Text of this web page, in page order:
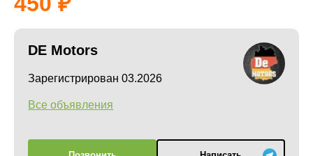
DE Motors
Зарегистрирован 03.2026
Все объявления